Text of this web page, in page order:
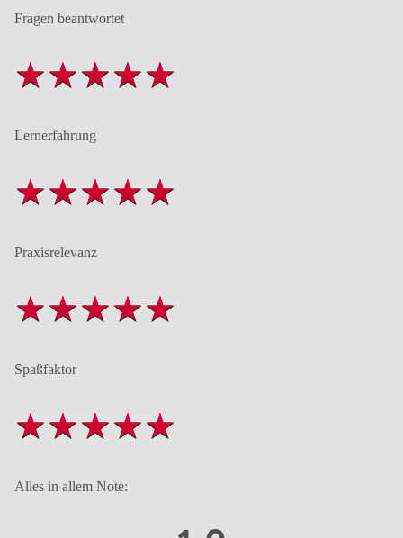
Fragen beantwortet
Lernerfahrung
Praxisrelevanz
Spaßfaktor
Alles in allem Note: